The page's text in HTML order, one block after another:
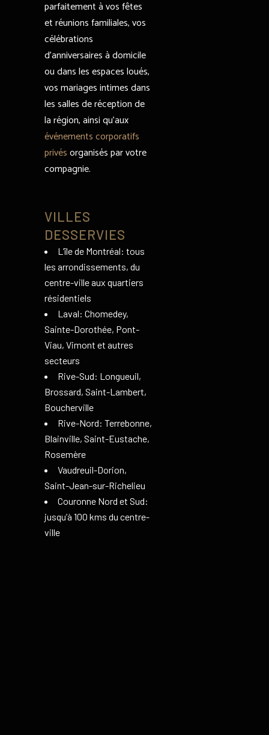
parfaitement à vos fêtes
et réunions familiales, vos
célébrations
d’anniversaires à domicile
ou dans les espaces loués,
vos mariages intimes dans
les salles de réception de
la région, ainsi qu’aux
événements corporatifs
privésorganisés par votre
compagnie.
VILLES
DESSERVIES
L’île de Montréal: tous
les arrondissements, du
centre-ville aux quartiers
résidentiels
Laval: Chomedey,
Sainte-Dorothée, Pont-
Viau, Vimont et autres
secteurs
Rive-Sud: Longueuil,
Brossard, Saint-Lambert,
Boucherville
Rive-Nord: Terrebonne,
Blainville, Saint-Eustache,
Rosemère
Vaudreuil-Dorion,
Saint-Jean-sur-Richelieu
Couronne Nord et Sud:
jusqu’à 100 kms du centre-
ville